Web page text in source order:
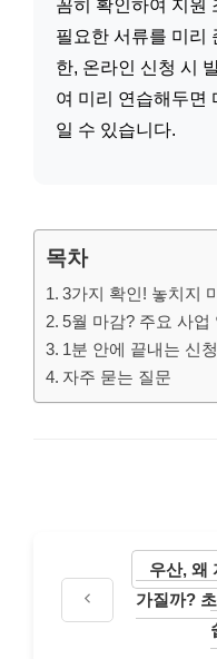
꼼히 확인하여 지원
필요한 서류를 미리
한, 온라인 신청 시
여 미리 연습해두면
일 수 있습니다.
목차
3가지 확인! 놓치지
5월 마감? 주요 사업
1분 안에 끝내는 신
자주 묻는 질문
우산, 왜
가질까?